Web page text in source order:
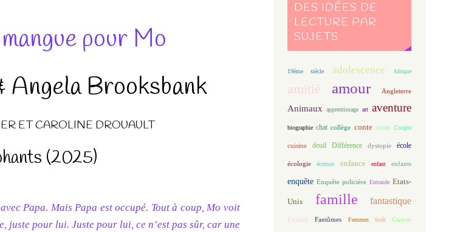
pour Mo
Angela Brooksbank
ET CAROLINE DROUAULT
(2025)
Papa. Mais Papa est occupé. Tout à coup, Mo voit
juste pour lui. Juste pour lui, ce n’est pas sûr, car une
DES IDÉES DE
LECTURE PAR
SUJETS
19ème siècle adolescence Afrique
amitié amour Angleterre
Animaux apprentissage art aventure
biographie chat collège conte contes Couple
cuisine deuil Différence dystopie école
écologie écriture enfance enfant enfants
enquête Enquête policière Entraide Etats-
Unis famille fantastique
Fantasy Fantômes Femmes forêt Guerre